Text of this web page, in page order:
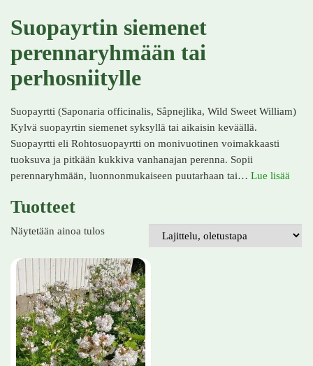
Suopayrtin siemenet
perennaryhmään tai
perhosniitylle
Suopayrtti (Saponaria officinalis, Såpnejlika, Wild Sweet William)
Kylvä suopayrtin siemenet syksyllä tai aikaisin keväällä.
Suopayrtti eli Rohtosuopayrtti on monivuotinen voimakkaasti
tuoksuva ja pitkään kukkiva vanhanajan perenna. Sopii
perennaryhmään, luonnonmukaiseen puutarhaan tai… Lue lisää
Tuotteet
Näytetään ainoa tulos